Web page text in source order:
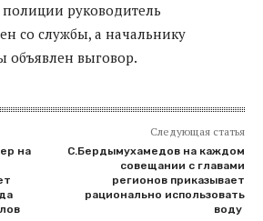
полиции руководитель
со службы, а начальнику
объявлен выговор.
на
Следующая статья
С.Бердымухамедов на каждом
совещании с главами
регионов приказывает
рационально использовать
воду